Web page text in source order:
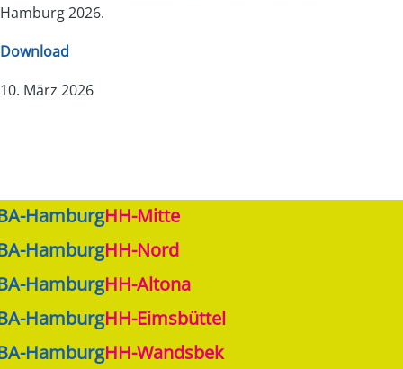
Hamburg 2026.
Download
10. März 2026
HamburgHH-Mitte
HamburgHH-Nord
HamburgHH-Altona
HamburgHH-Eimsbüttel
HamburgHH-Wandsbek